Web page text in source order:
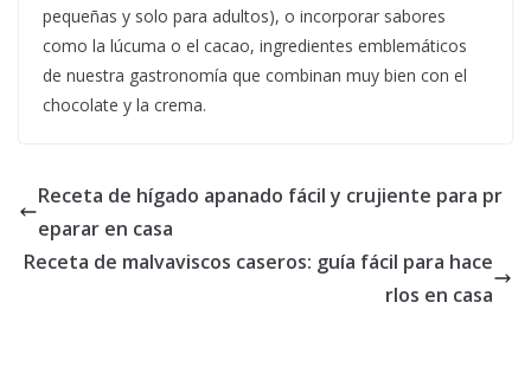
pequeñas y solo para adultos), o incorporar sabores
como la lúcuma o el cacao, ingredientes emblemáticos
de nuestra gastronomía que combinan muy bien con el
chocolate y la crema.
Receta de hígado apanado fácil y crujiente para pr
eparar en casa
Receta de malvaviscos caseros: guía fácil para hace
rlos en casa